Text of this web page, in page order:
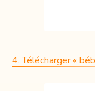
4. Télécharger «